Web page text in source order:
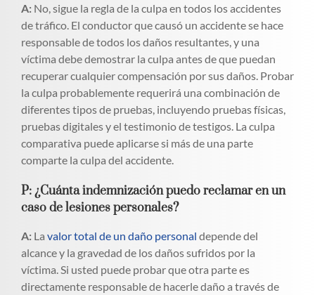
A: No, sigue la regla de la culpa en todos los accidentes
de tráfico. El conductor que causó un accidente se hace
responsable de todos los daños resultantes, y una
víctima debe demostrar la culpa antes de que puedan
recuperar cualquier compensación por sus daños. Probar
la culpa probablemente requerirá una combinación de
diferentes tipos de pruebas, incluyendo pruebas físicas,
pruebas digitales y el testimonio de testigos. La culpa
comparativa puede aplicarse si más de una parte
comparte la culpa del accidente.
P: ¿Cuánta indemnización puedo reclamar en un
caso de lesiones personales?
A: La valor total de un daño personal depende del
alcance y la gravedad de los daños sufridos por la
víctima. Si usted puede probar que otra parte es
directamente responsable de hacerle daño a través de